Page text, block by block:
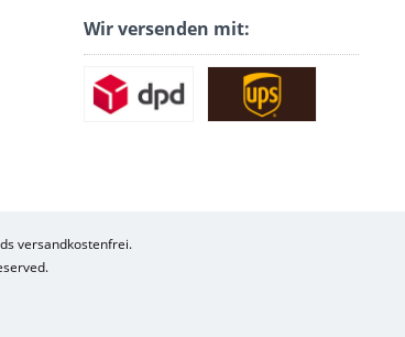
Wir versenden mit:
versandkostenfrei.